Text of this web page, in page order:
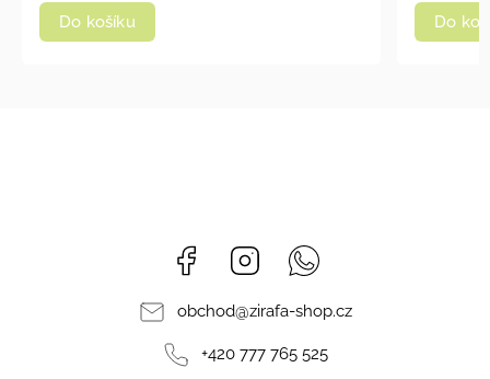
Do košíku Do
Facebook Instagram
obchod@zirafa-shop.cz
+420 777 765 525